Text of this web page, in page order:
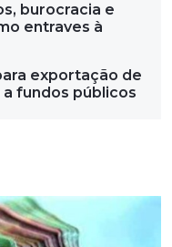
burocracia e
entraves à
exportação de
fundos públicos